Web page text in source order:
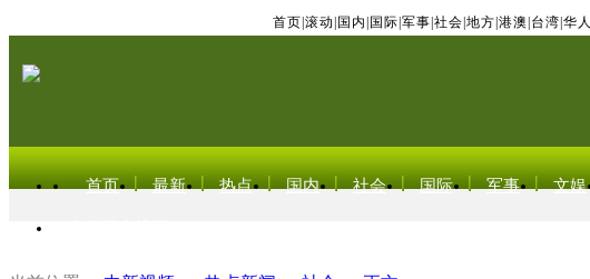
首页 滚动 国内 国际 军事 社会 地方 港澳 台湾 华人
首页 最新 热点 国内 社会 国际 军事 文娱